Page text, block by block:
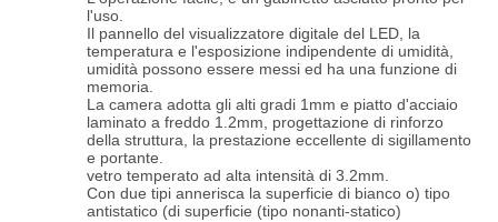
l'uso.
Il pannello del visualizzatore digitale del LED, la
temperatura e l'esposizione indipendente di umidità,
umidità possono essere messi ed ha una funzione di
memoria.
La camera adotta gli alti gradi 1mm e piatto d'acciaio
laminato a freddo 1.2mm, progettazione di rinforzo
della struttura, la prestazione eccellente di sigillamento
e portante.
vetro temperato ad alta intensità di 3.2mm.
Con due tipi annerisca la superficie di bianco o) tipo
antistatico (di superficie (tipo nonanti-statico)